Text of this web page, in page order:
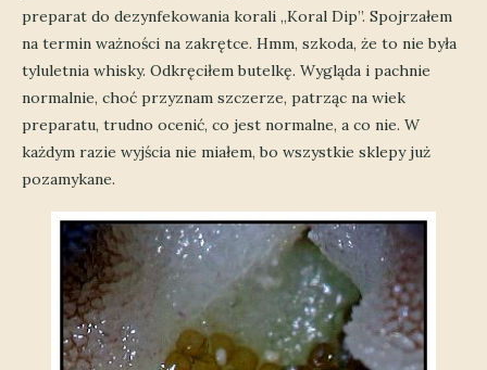
preparat do dezynfekowania korali „Koral Dip”. Spojrzałem
na termin ważności na zakrętce. Hmm, szkoda, że to nie była
tyluletnia whisky. Odkręciłem butelkę. Wygląda i pachnie
normalnie, choć przyznam szczerze, patrząc na wiek
preparatu, trudno ocenić, co jest normalne, a co nie. W
każdym razie wyjścia nie miałem, bo wszystkie sklepy już
pozamykane.